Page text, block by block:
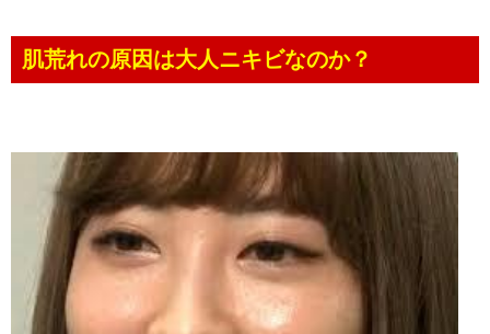
肌荒れの原因は大人ニキビなのか？